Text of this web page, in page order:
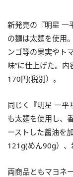
新発売の『明星 一
の麺は太麺を使用
ンゴ等の果実やト
味”に仕上げた。
170円(税別）。
同じく『明星 一平
も太麺を使用し、
ーストした醤油を
121g(めん90g）、
両商品ともマヨネ